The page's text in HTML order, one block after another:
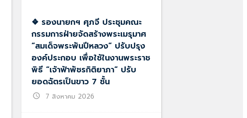
❖ รองนายกฯ ศุภจี ประชุมคณะ
กรรมการฝ่ายจัดสร้างพระเมรุมาศ
“สมเด็จพระพันปีหลวง” ปรับปรุง
องค์ประกอบ เพื่อใช้ในงานพระราช
พิธี “เจ้าฟ้าพัชรกิติยาภา” ปรับ
ยอดฉัตรเป็นขาว 7 ชั้น
schedule 7 สิงหาคม 2026